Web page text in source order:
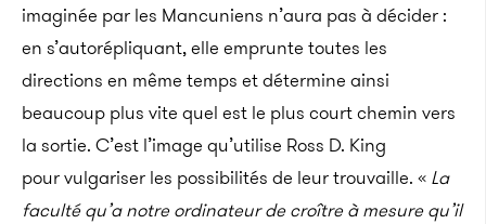
imaginée par les Mancuniens n’aura pas à décider :
en s’autorépliquant, elle emprunte toutes les
directions en même temps et détermine ainsi
beaucoup plus vite quel est le plus court chemin vers
la sortie. C’est l’image qu’utilise Ross D. King
pour vulgariser les possibilités de leur trouvaille. « La
faculté qu’a notre ordinateur de croître à mesure qu’il